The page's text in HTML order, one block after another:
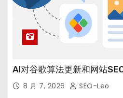
AI对谷歌算法更新和网站
8 月 7, 2026 SEO-Leo